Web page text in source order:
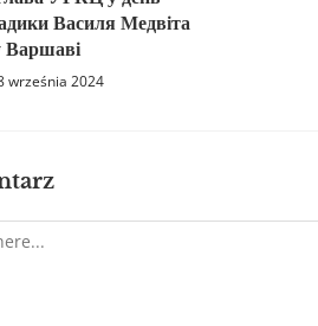
Василя Медвіта
Варшаві
września 2024